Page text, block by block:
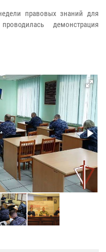
правовых знаний для
демонстрация